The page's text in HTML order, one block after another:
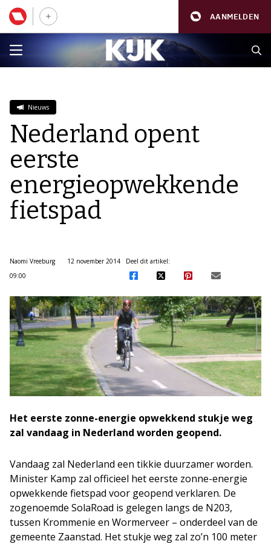
AANMELDEN
Nieuws
Nederland opent
eerste
energieopwekkende
fietspad
Naomi Vreeburg
12 november 2014
09:00
Deel dit artikel:
Het eerste zonne-energie opwekkend stukje weg
zal vandaag in Nederland worden geopend.
Vandaag zal Nederland een tikkie duurzamer worden.
Minister Kamp zal officieel het eerste zonne-energie
opwekkende fietspad voor geopend verklaren. De
zogenoemde SolaRoad is gelegen langs de N203,
tussen Krommenie en Wormerveer – onderdeel van de
gemeente Zaanstad. Het stukje weg zal zo’n 100 meter